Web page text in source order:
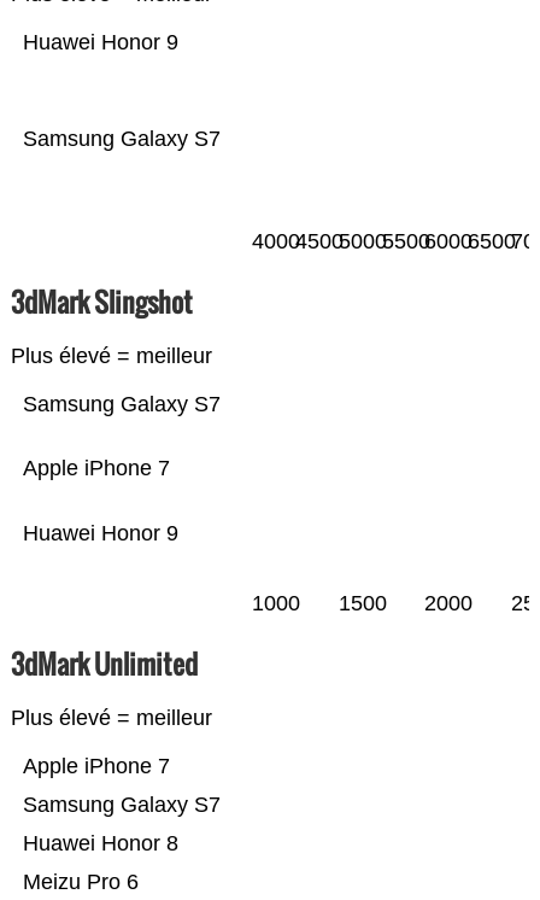
Samsung Galaxy S7
Huawei Honor 9
400045005000550060006500
3dMark Slingshot
Plus élevé = meilleur
Huawei Honor 9
Apple iPhone 7
Samsung Galaxy S7
1000 1500 2000
3dMark Unlimited
Plus élevé = meilleur
Meizu Pro 6
Huawei Honor 8
Samsung Galaxy S7
Apple iPhone 7